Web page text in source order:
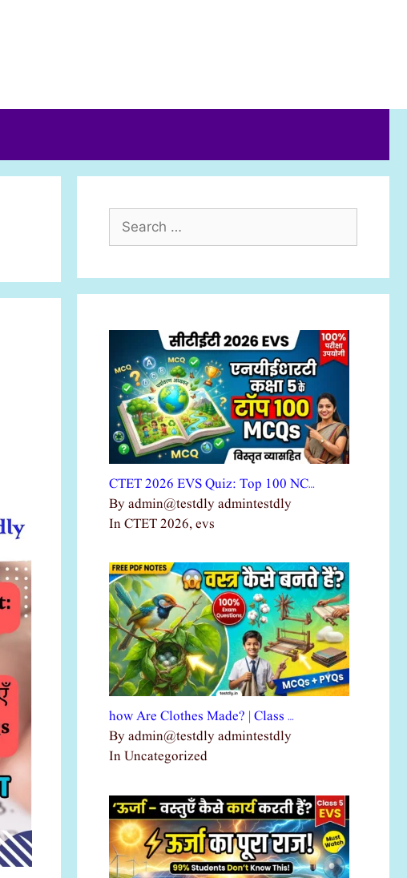
CTET 2026 EVS Quiz: Top 100 NC…
By admin@testdly admintestdly
In CTET 2026, evs
how Are Clothes Made? | Class …
By admin@testdly admintestdly
In Uncategorized